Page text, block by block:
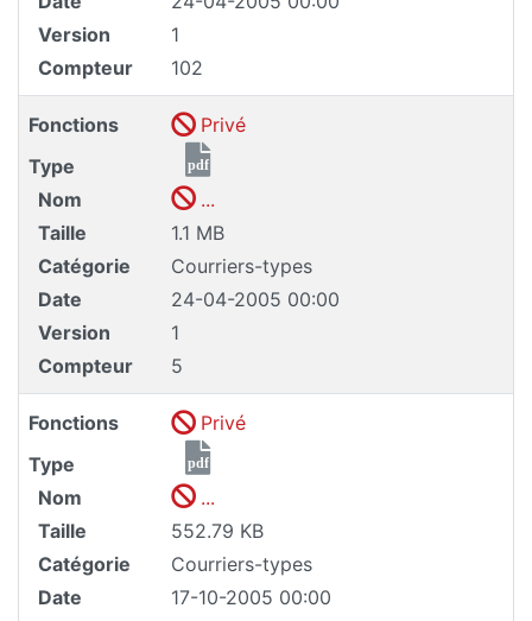
Version
1
Compteur
102
Fonctions
Privé
Type
pdf
Nom
...
Taille
1.1 MB
Catégorie
Courriers-types
Date
24-04-2005 00:00
Version
1
Compteur
5
Fonctions
Privé
Type
pdf
Nom
...
Taille
552.79 KB
Catégorie
Courriers-types
Date
17-10-2005 00:00